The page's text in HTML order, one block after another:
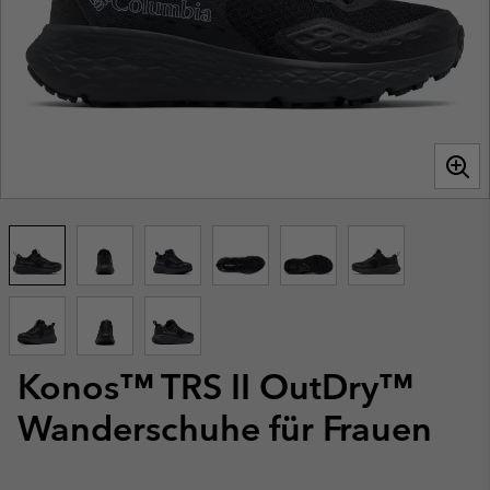
Konos™ TRS II OutDry™
Wanderschuhe für Frauen